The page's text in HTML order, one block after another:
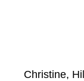
Christine,